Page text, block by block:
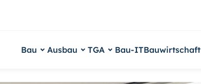
Bau Ausbau TGA Bau-ITBauwirtschaft